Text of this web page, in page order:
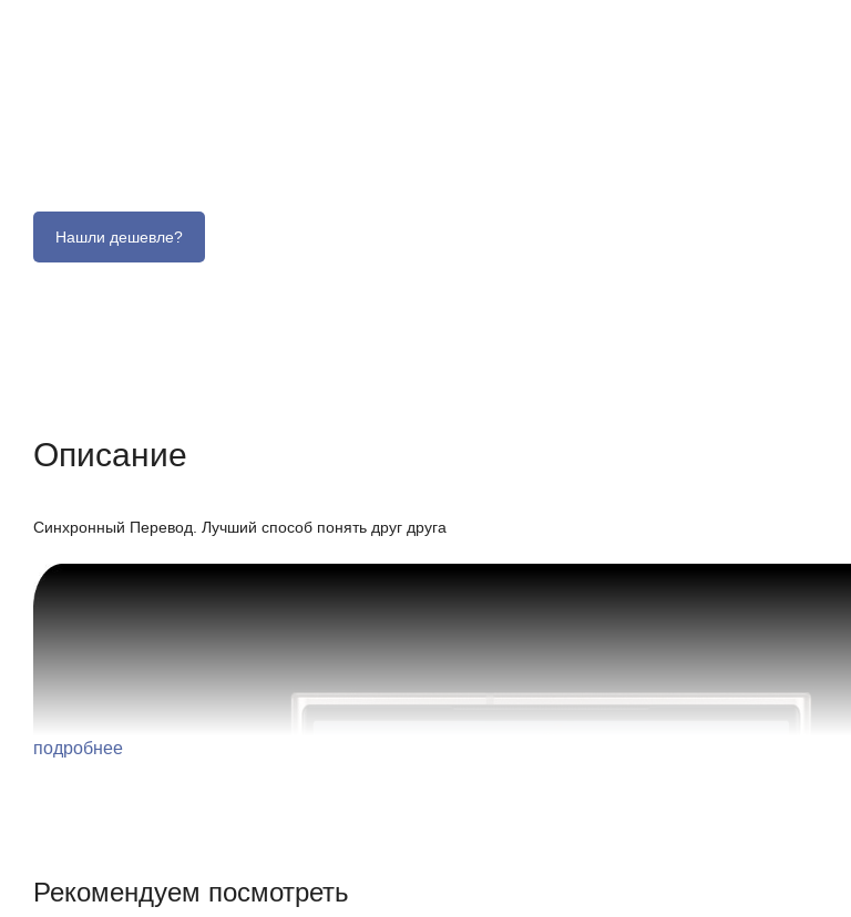
Описание
Синхронный Перевод. Лучший способ понять друг друга
подробнее
Рекомендуем посмотреть